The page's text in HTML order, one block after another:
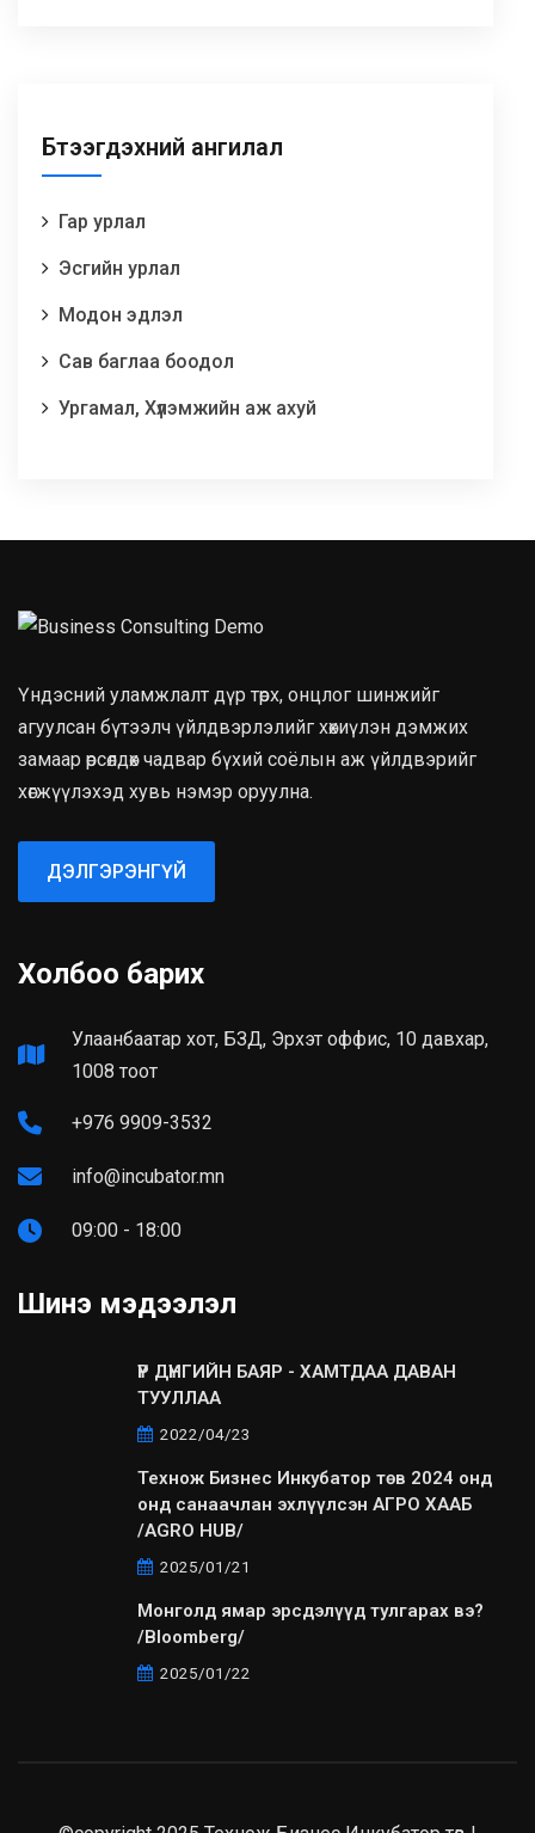
Бүтээгдэхүүний ангилал
Гар урлал
Эсгийн урлал
Модон эдлэл
Сав баглаа боодол
Ургамал, Хүлэмжийн аж ахуй
Үндэсний уламжлалт дүр төрх, онцлог шинжийг
агуулсан бүтээлч үйлдвэрлэлийг хөхиүлэн дэмжих
замаар өрсөлдөх чадвар бүхий соёлын аж үйлдвэрийг
хөгжүүлэхэд хувь нэмэр оруулна.
ДЭЛГЭРЭНГҮЙ
Холбоо барих
Улаанбаатар хот, БЗД, Эрхэт оффис, 10 давхар,
1008 тоот
+976 9909-3532
info@incubator.mn
09:00 - 18:00
Шинэ мэдээлэл
ҮР ДҮНГИЙН БАЯР - ХАМТДАА ДАВАН
ТУУЛЛАА
2022/04/23
Технож Бизнес Инкубатор төв 2024 онд
онд санаачлан эхлүүлсэн АГРО ХААБ
/AGRO HUB/
2025/01/21
Монголд ямар эрсдэлүүд тулгарах вэ?
/Bloomberg/
2025/01/22